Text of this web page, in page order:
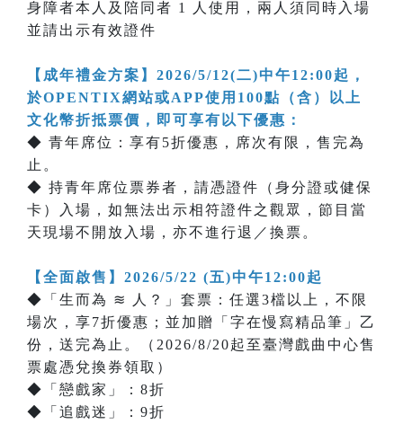
身障者本人及陪同者 1 人使用，兩人須同時入場
並請出示有效證件
【成年禮金方案】2026/5/12(二)中午12:00起，
於OPENTIX網站或APP使用100點（含）以上
文化幣折抵票價，即可享有以下優惠：
◆ 青年席位：享有5折優惠，席次有限，售完為
止。
◆ 持青年席位票券者，請憑證件（身分證或健保
卡）入場，如無法出示相符證件之觀眾，節目當
天現場不開放入場，亦不進行退／換票。
【全面啟售】2026/5/22 (五)中午12:00起
◆「生而為 ≋ 人？」套票：任選3檔以上，不限
場次，享7折優惠；並加贈「字在慢寫精品筆」乙
份，送完為止。（2026/8/20起至臺灣戲曲中心售
票處憑兌換券領取）
◆「戀戲家」：8折
◆「追戲迷」：9折